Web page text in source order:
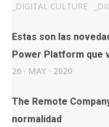
DIGITAL CULTURE
Estas son las
Power Platform que
26 · MAY · 2020
The Remote
normalidad